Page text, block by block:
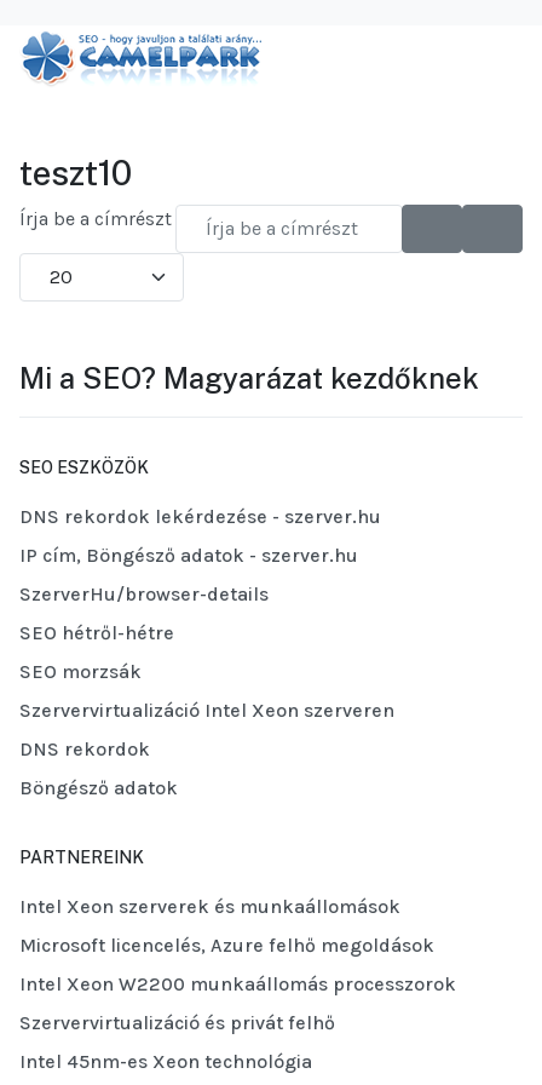
teszt10
Írja be a címrészt
Tételek #
Mi a SEO? Magyarázat kezdőknek
SEO ESZKÖZÖK
DNS rekordok lekérdezése - szerver.hu
IP cím, Böngésző adatok - szerver.hu
SzerverHu/browser-details
SEO hétről-hétre
SEO morzsák
Szervervirtualizáció Intel Xeon szerveren
DNS rekordok
Böngésző adatok
PARTNEREINK
Intel Xeon szerverek és munkaállomások
Microsoft licencelés, Azure felhő megoldások
Intel Xeon W2200 munkaállomás processzorok
Szervervirtualizáció és privát felhő
Intel 45nm-es Xeon technológia